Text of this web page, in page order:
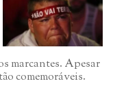
marcantes. Apesar
comemoráveis.